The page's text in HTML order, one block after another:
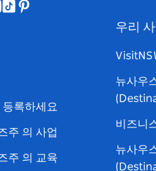
틱
핀
등록하세요
주 의 사업
주 의 교육
우리
뉴사우
비즈니
뉴사우